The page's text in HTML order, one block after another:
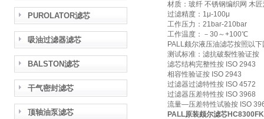
PUROLATOR滤芯
吸油过滤器滤芯
BALSTON滤芯
干气密封滤芯
顶轴油泵滤芯
材质：玻纤 不锈钢编织网 木
过滤精度：1μ-100μ
工作压力：21bar-210bar
工作温度：－30～+100℃
PALL颇尔液压油滤芯按照以
测试标准：滤抗破裂性验证按
滤芯结构完整性按 ISO 2943
相容性验证按 ISO 2943
过滤器过滤特性按 ISO 4572
过滤器压差特性按 ISO 3968
流量—压差特性试验按 ISO
PALL原装颇尔滤芯